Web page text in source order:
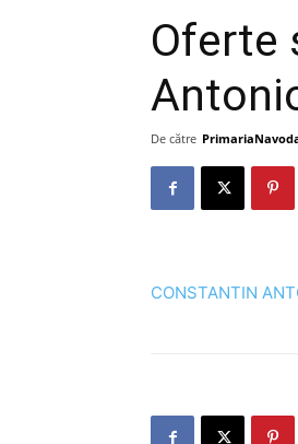
Oferte
De către
CONSTANTIN